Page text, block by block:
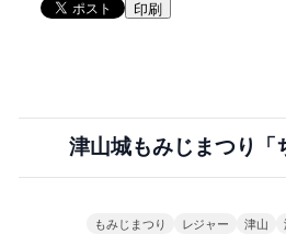
印刷
津山城もみじまつり「
もみじまつり レジャー 津山